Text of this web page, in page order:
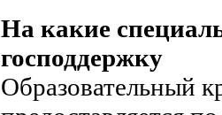
На какие
господдержку
Образовательный